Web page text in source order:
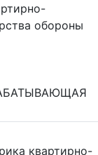
обороны
квартирно-